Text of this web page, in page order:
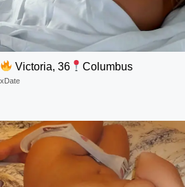
Victoria, 36 Columbus
xDate